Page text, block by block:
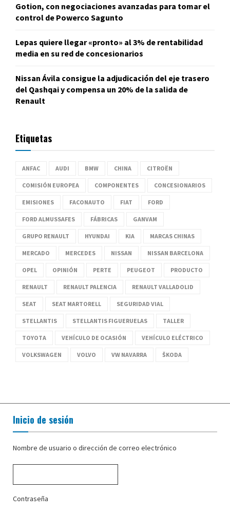
Gotion, con negociaciones avanzadas para tomar el
control de Powerco Sagunto
Lepas quiere llegar «pronto» al 3% de rentabilidad
media en su red de concesionarios
Nissan Ávila consigue la adjudicación del eje trasero
del Qashqai y compensa un 20% de la salida de
Renault
Etiquetas
ANFAC AUDI BMW CHINA CITROËN
COMISIÓN EUROPEA COMPONENTES CONCESIONARIOS
EMISIONES FACONAUTO FIAT FORD
FORD ALMUSSAFES FÁBRICAS GANVAM
GRUPO RENAULT HYUNDAI KIA MARCAS CHINAS
MERCADO MERCEDES NISSAN NISSAN BARCELONA
OPEL OPINIÓN PERTE PEUGEOT PRODUCTO
RENAULT RENAULT PALENCIA RENAULT VALLADOLID
SEAT SEAT MARTORELL SEGURIDAD VIAL
STELLANTIS STELLANTIS FIGUERUELAS TALLER
TOYOTA VEHÍCULO DE OCASIÓN VEHÍCULO ELÉCTRICO
VOLKSWAGEN VOLVO VW NAVARRA ŠKODA
Inicio de sesión
Nombre de usuario o dirección de correo electrónico
Contraseña